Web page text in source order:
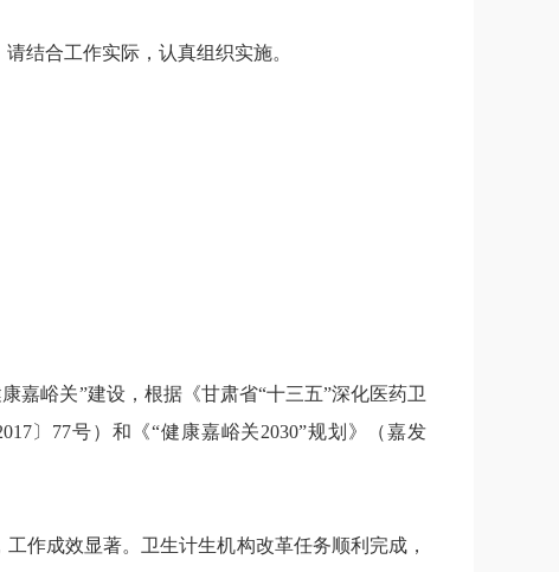
结合工作实际，认真组织实施。
嘉峪关”建设，根据《甘肃省“十三五”深化医药卫
〕 77号）和《“健康嘉峪关2030”规划》（嘉发
作成效显著。卫生计生机构改革任务顺利完成，